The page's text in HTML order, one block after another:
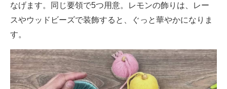
なげます。同じ要領で5つ用意。レモンの飾りは、レー
スやウッドビーズで装飾すると、ぐっと華やかになりま
す。